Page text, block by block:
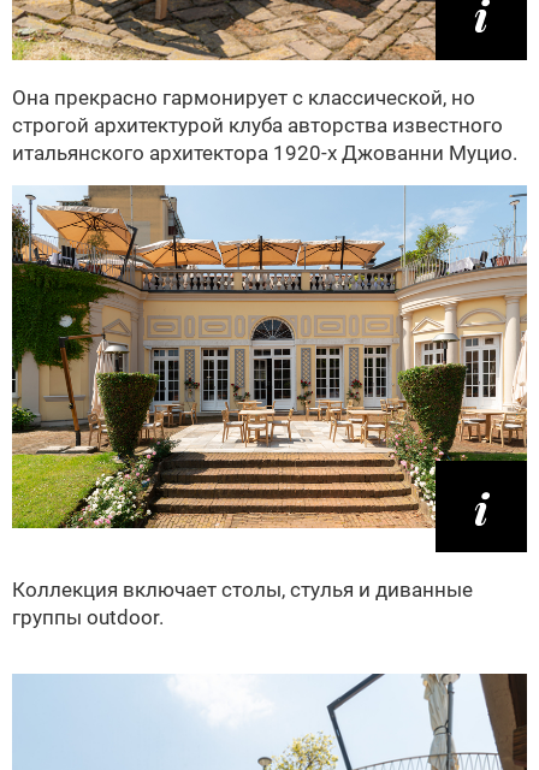
Она прекрасно гармонирует с классической, но
строгой архитектурой клуба авторства известного
итальянского архитектора 1920-х Джованни Муцио.
Коллекция включает столы, стулья и диванные
группы outdoor.